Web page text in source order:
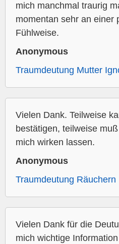
mich manchmal traurig
momentan sehr an einer
Fühlweise.
Anonymous
Traumdeutung Mutter
Vielen Dank. Teilweise
bestätigen, teilweise
mich wirken lassen.
Anonymous
Traumdeutung Räuchern
Vielen Dank für die
mich wichtige